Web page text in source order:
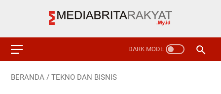
BERANDA / TEKNO DAN BISNIS